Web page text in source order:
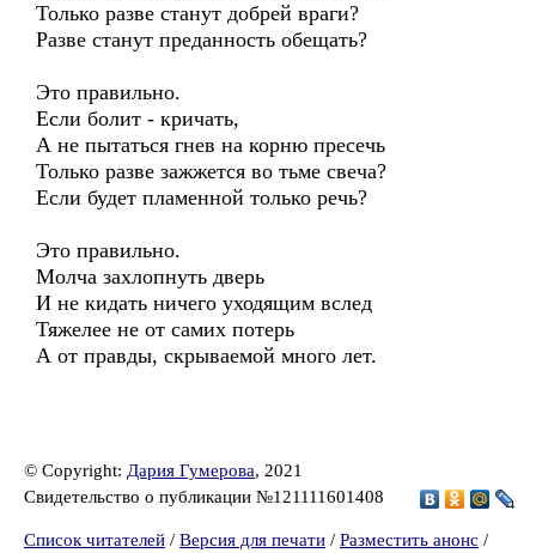
Только разве станут добрей враги?
Разве станут преданность обещать?
Это правильно.
Если болит - кричать,
А не пытаться гнев на корню пресечь
Только разве зажжется во тьме свеча?
Если будет пламенной только речь?
Это правильно.
Молча захлопнуть дверь
И не кидать ничего уходящим вслед
Тяжелее не от самих потерь
А от правды, скрываемой много лет.
© Copyright: Дария Гумерова, 2021
Свидетельство о публикации №121111601408
Список читателей / Версия для печати / Разместить анонс /